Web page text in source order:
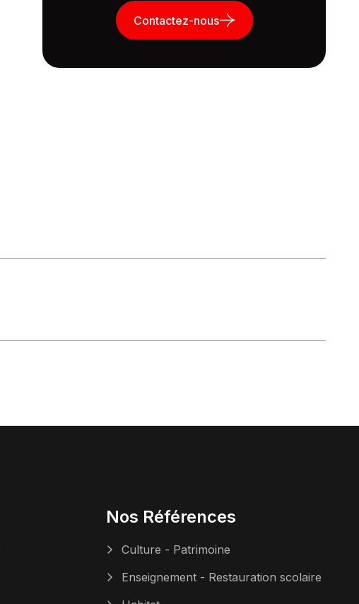
Contactez-nous
Nos Références
Culture - Patrimoine
Enseignement - Restauration scolaire